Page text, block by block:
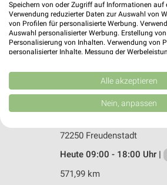
Rossmann Meßstetten
Am Hartheimer Weg 1
72469 Meßstetten
Heute 08:00 - 20:00 Uhr |
577,04 km • Angebote: 2
Ernsting's family
72250 Freudenstadt
Heute 09:00 - 18:00 Uhr |
571,99 km
Speichern von oder Zugriff auf Informationen auf
Verwendung reduzierter Daten zur Auswahl von
von Profilen für personalisierte Werbung.
Auswahl personalisierter Werbung. Erstellung
Personalisierung von Inhalten. Verwendung von
personalisierter Inhalte. Messung der
Kombinationen von Daten aus verschiedenen
Verbesserung der Angebote. Verwendung
von Inhalten.
Daten können außerhalb der Europäischen Union
USA gesendet werden.
Website/App.
IAB-Verarbeitungszwecke:
Alle akzeptieren
Nein, anpassen